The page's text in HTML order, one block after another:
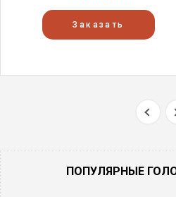
Заказать
ПОПУЛЯРНЫЕ